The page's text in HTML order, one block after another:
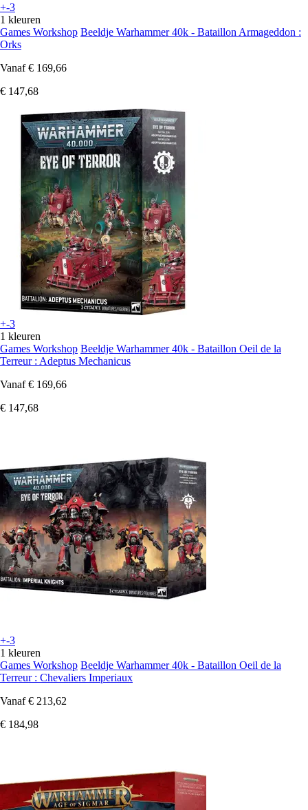
+-3
1 kleuren
Games Workshop Beeldje Warhammer 40k - Bataillon Armageddon :
Orks
Vanaf € 169,66
€ 147,68
+-3
1 kleuren
Games Workshop Beeldje Warhammer 40k - Bataillon Oeil de la
Terreur : Adeptus Mechanicus
Vanaf € 169,66
€ 147,68
+-3
1 kleuren
Games Workshop Beeldje Warhammer 40k - Bataillon Oeil de la
Terreur : Chevaliers Imperiaux
Vanaf € 213,62
€ 184,98